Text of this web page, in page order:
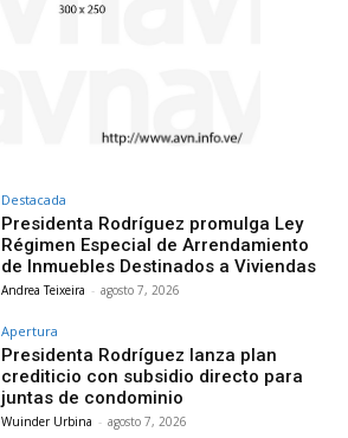
Destacada
Presidenta Rodríguez promulga Ley
Régimen Especial de Arrendamiento
de Inmuebles Destinados a Viviendas
Andrea Teixeira - agosto 7, 2026
Apertura
Presidenta Rodríguez lanza plan
crediticio con subsidio directo para
juntas de condominio
Wuinder Urbina - agosto 7, 2026